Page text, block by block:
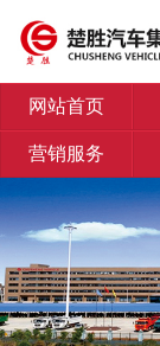
网站首页
营销服务